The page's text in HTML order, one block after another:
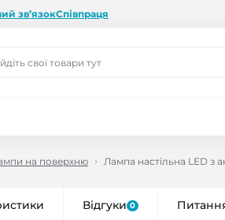
зв’язокСпівпраця
на поверхню Лампа настільна LED з
Відгуки 0